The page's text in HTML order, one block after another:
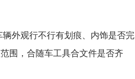
外观行不行有划痕、内饰是否完
围，合随车工具合文件是否齐